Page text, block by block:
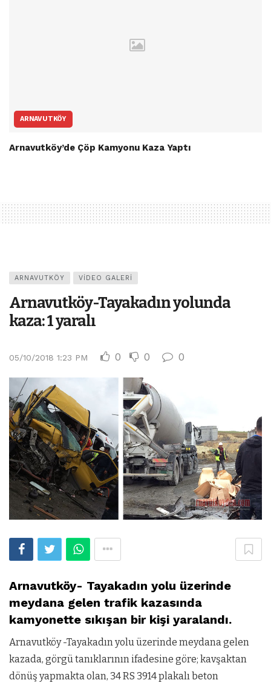
ARNAVUTKÖY
Arnavutköy’de Çöp Kamyonu Kaza Yaptı
ARNAVUTKÖY VIDEO GALERI
Arnavutköy-Tayakadın yolunda
kaza: 1 yaralı
05/10/2018 1:23 PM 0 0 0
Arnavutköy- Tayakadın yolu üzerinde
meydana gelen trafik kazasında
kamyonette sıkışan bir kişi yaralandı.
Arnavutköy -Tayakadın yolu üzerinde meydana gelen
kazada, görgü tanıklarının ifadesine göre; kavşaktan
dönüş yapmakta olan, 34 RS 3914 plakalı beton